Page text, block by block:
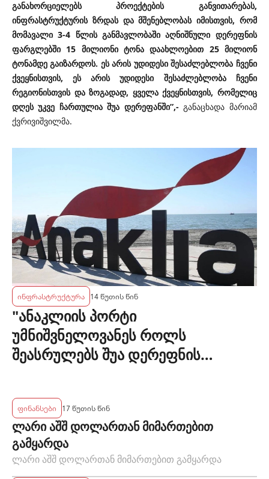
განახორციელებს პროექტების განვითარებას,
ინფრასტრუქტურის ზრდას და მშენებლობას იმისთვის, რომ
მომავალი 3-4 წლის განმავლობაში აღნიშნული დერეფნის
ფარგლებში 15 მილიონი ტონა დაახლოებით 25 მილიონ
ტონამდე გაიზარდოს. ეს არის უდიდესი შესაძლებლობა ჩვენი
ქვეყნისთვის, ეს არის უდიდესი შესაძლებლობა ჩვენი
რეგიონისთვის და ზოგადად, ყველა ქვეყნისთვის, რომელიც
დღეს უკვე ჩართულია შუა დერეფანში”,- განაცხადა მარიამ
ქვრივიშვილმა.
ინფრასტრუქტურა 14 წუთის წინ
"ანაკლიის პორტი
უმნიშვნელოვანეს როლს
შეასრულებს შუა დერეფნის
მინისტრი
ფინანსები 17 წუთის წინ
ლარი აშშ დოლართან მიმართებით
გამყარდა
ლარი აშშ დოლართან მიმართებით გამყარდა